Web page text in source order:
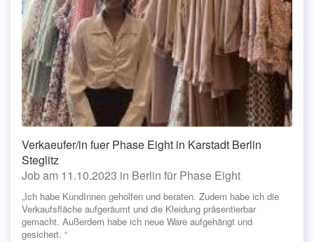
Verkaeufer/in fuer Phase Eight in Karstadt Berlin
Steglitz
Job am 11.10.2023 in Berlin für Phase Eight
„Ich habe KundInnen geholfen und beraten. Zudem habe ich die
Verkaufsfläche aufgeräumt und die Kleidung präsentierbar
gemacht. Außerdem habe ich neue Ware aufgehängt und
gesichert. “